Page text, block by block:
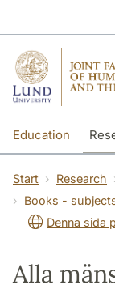
Education
Start Research
Books -
Denna sida
Alla